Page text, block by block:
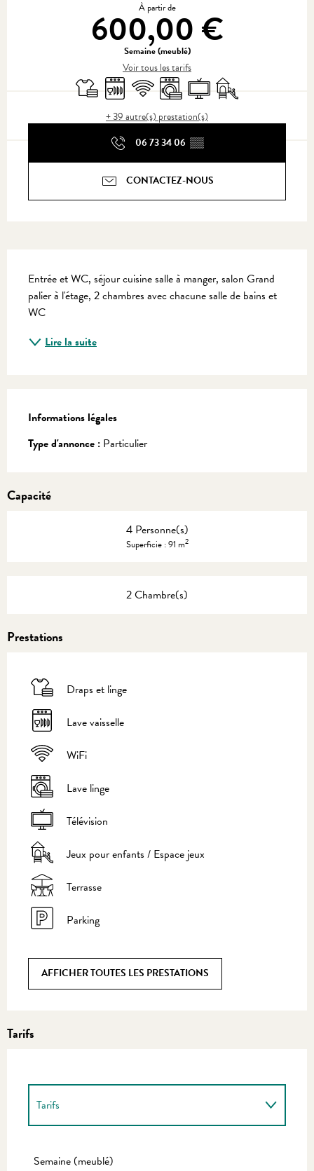
À partir de
600,00 €
Semaine (meublé)
Voir tous les tarifs
Draps et linge
Lave vaisselle
WiFi Lave lingeTélévisionJeux pour enfants /
+ 39 autre(s) prestation(s)
06 73 34 06 ▒▒
CONTACTEZ-NOUS
Entrée et WC, séjour cuisine salle à manger, salon Grand
palier à l'étage, 2 chambres avec chacune salle de bains et
WC
Lire la suite
Informations légales
Informations légales
Type d'annonce : Particulier
Capacité
4 Personne(s)
Superficie : 91 m2
2 Chambre(s)
Prestations
Draps et linge
Lave vaisselle
WiFi
Lave linge
Télévision
Jeux pour enfants / Espace jeux
Terrasse
Parking
AFFICHER TOUTES LES PRESTATIONS
Tarifs
Tarifs
Semaine (meublé)